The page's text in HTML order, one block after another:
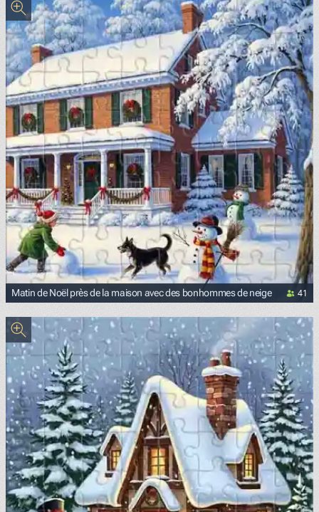
Matin de Noël près de la maison avec des bonhommes de neige 41